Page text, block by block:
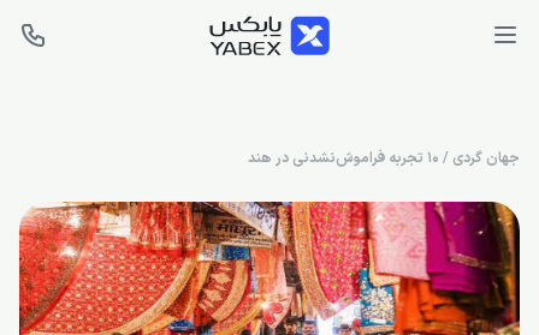
جهان گردی / ۱۰ تجربه فراموش‌نشدنی در هند